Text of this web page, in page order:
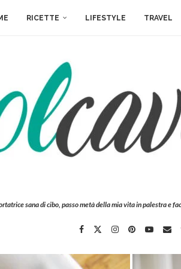
RICETTE LIFESTYLE TRAVEL
sana di cibo, passo metà della mia vita in palestra e